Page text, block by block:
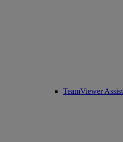
TeamViewer